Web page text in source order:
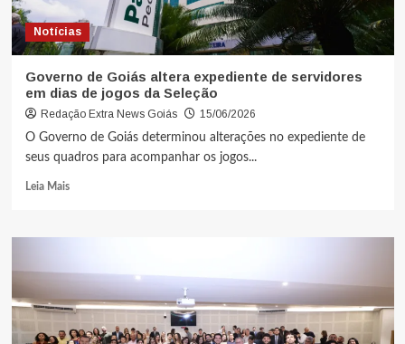
Notícias
Governo de Goiás altera expediente de servidores
em dias de jogos da Seleção
Redação Extra News Goiás
15/06/2026
O Governo de Goiás determinou alterações no expediente de
seus quadros para acompanhar os jogos...
Leia Mais